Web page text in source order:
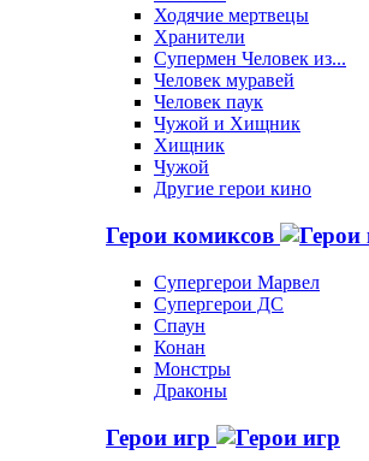
Ходячие мертвецы
Хранители
Супермен Человек из...
Человек муравей
Человек паук
Чужой и Хищник
Хищник
Чужой
Другие герои кино
Герои комиксов
Супергерои Марвел
Супергерои ДС
Спаун
Конан
Монстры
Драконы
Герои игр